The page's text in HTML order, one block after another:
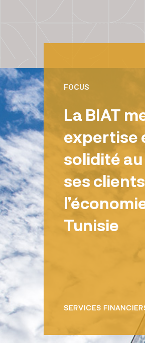
FOCUS
La BIAT
expertise
solidité
ses
Tunisie
SERVICES